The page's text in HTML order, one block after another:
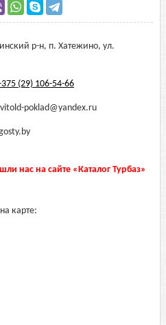
р-н, п. Хатежино, ул.
(29) 106-54-66
vitold-poklad@yandex.ru
нас на сайте «Каталог Турбаз»
карте: